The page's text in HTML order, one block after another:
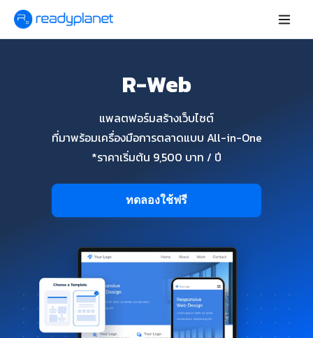
R-Web
แพลตฟอร์มสร้างเว็บไซต์
ที่มาพร้อมเครื่องมือการตลาดแบบ All-in-One
*ราคาเริ่มต้น 9,500 บาท / ปี
ทดลองใช้ฟรี